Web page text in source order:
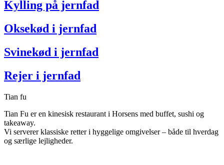
Kylling på jernfad
Oksekød i jernfad
Svinekød i jernfad
Rejer i jernfad
Tian fu
Tian Fu er en kinesisk restaurant i Horsens med buffet, sushi og
takeaway.
Vi serverer klassiske retter i hyggelige omgivelser – både til hverdag
og særlige lejligheder.